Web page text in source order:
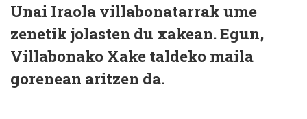
Unai Iraola villabonatarrak ume
zenetik jolasten du xakean. Egun,
Villabonako Xake taldeko maila
gorenean aritzen da.